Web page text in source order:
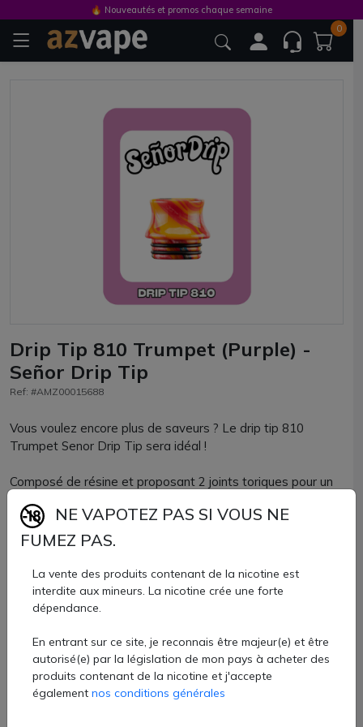
0
Drip Tip 810 Trumpet (Purple) -
Señor Drip Tip
Ref: #AMZ00015688
Vous voulez encore plus de saveurs ? Le drip tip 810
Trumpet Senor Drip Tip sera idéal !
Composé de résine et proposant 2 joints toriques pour un
adapté à une vape RDL/DTL. La forme est resserrée pour
une concentration des arômes.
Parfaitement compatible avec tous les clearomiseurs ou
atomiseurs reconstructibles accueillant un drip tip de
format 810, vous allez adorer ses coloris !
Drip tip 810 Senor Drip vendu à l'unité chez AZVape avec 6
coloris.
3,10 €
🔥 Nouveautés et promos chaque semaine
NE VAPOTEZ PAS SI VOUS NE
FUMEZ PAS.
La vente des produits contenant de la nicotine est
interdite aux mineurs. La nicotine crée une forte
dépendance.
En entrant sur ce site, je reconnais être majeur(e) et être
autorisé(e) par la législation de mon pays à acheter des
produits contenant de la nicotine et j'accepte
également nos conditions générales